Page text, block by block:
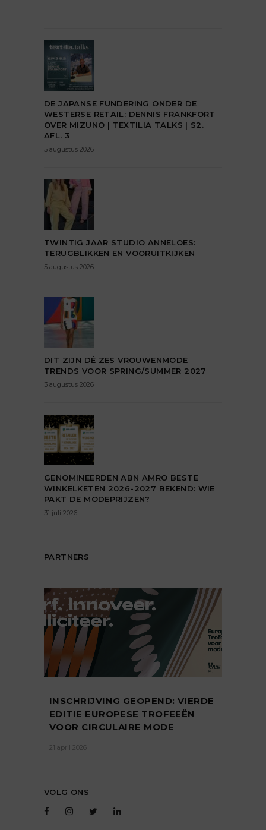
DE JAPANSE FUNDERING ONDER DE
WESTERSE RETAIL: DENNIS FRANKFORT
OVER MIZUNO | TEXTILIA TALKS | S2.
AFL. 3
5 augustus 2026
TWINTIG JAAR STUDIO ANNELOES:
TERUGBLIKKEN EN VOORUITKIJKEN
5 augustus 2026
DIT ZIJN DÉ ZES VROUWENMODE
TRENDS VOOR SPRING/SUMMER 2027
3 augustus 2026
GENOMINEERDEN ABN AMRO BESTE
WINKELKETEN 2026-2027 BEKEND: WIE
PAKT DE MODEPRIJZEN?
31 juli 2026
PARTNERS
INSCHRIJVING GEOPEND: VIERDE
EDITIE EUROPESE TROFEEËN
VOOR CIRCULAIRE MODE
21 april 2026
VOLG ONS